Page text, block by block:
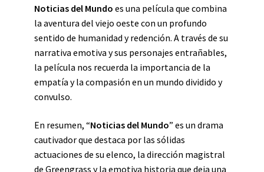
Noticias del Mundo es una película que combina
la aventura del viejo oeste con un profundo
sentido de humanidad y redención. A través de su
narrativa emotiva y sus personajes entrañables,
la película nos recuerda la importancia de la
empatía y la compasión en un mundo dividido y
convulso.
En resumen, “Noticias del Mundo” es un drama
cautivador que destaca por las sólidas
actuaciones de su elenco, la dirección magistral
de Greengrass y la emotiva historia que deja una